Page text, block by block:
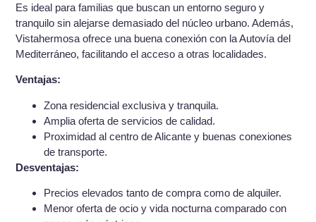
Es ideal para familias que buscan un entorno seguro y
tranquilo sin alejarse demasiado del núcleo urbano. Además,
Vistahermosa ofrece una buena conexión con la Autovía del
Mediterráneo, facilitando el acceso a otras localidades.
Ventajas:
Zona residencial exclusiva y tranquila.
Amplia oferta de servicios de calidad.
Proximidad al centro de Alicante y buenas conexiones
de transporte.
Desventajas:
Precios elevados tanto de compra como de alquiler.
Menor oferta de ocio y vida nocturna comparado con